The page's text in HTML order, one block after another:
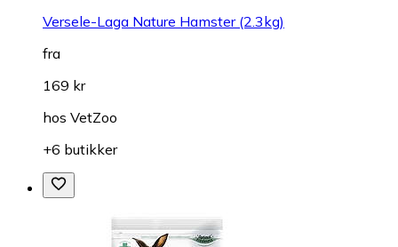
Versele-Laga Nature Hamster (2.3kg)
fra
169 kr
hos VetZoo
+6 butikker